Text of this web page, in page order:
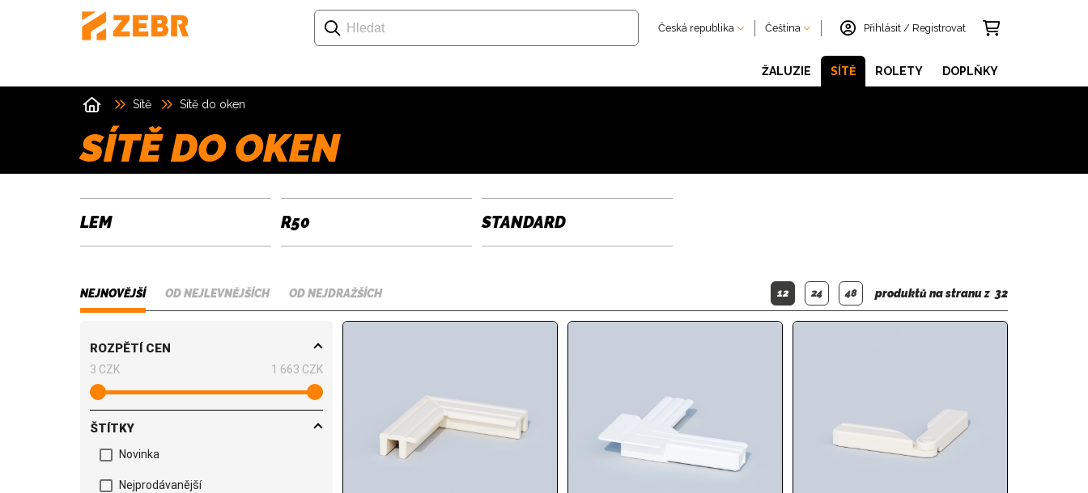
Česká republika Čeština Přihlásit / Registrovat
ŽALUZIE SÍTĚ ROLETY DOPLŇKY
Sítě Sítě do oken
SÍTĚ DO OKEN
LEM R50 STANDARD
NEJNOVĚJŠÍ OD NEJLEVNĚJŠÍCH OD NEJDRAŽŠÍCH 12 24 48 produktů na stranu z 32
ROZPĚTÍ CEN
3 CZK 1 663 CZK
ŠTÍTKY
Novinka
Nejprodávanější